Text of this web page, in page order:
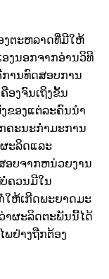
ງຕະຫ​ລາດທີ່​ມີ​ໃຫ້​
ງນອກ​ຈາກ​ອ່ານ​ວິທີ​
ການ​ທົດສອບ​ການ​
ອງຈົນ​ເຖິງ​ຂັ້ນ​
ຂອງ​ແຕ່​ລະ​ຄົນ​ນຳ
ຄະນະ​ກຳມະການ​
ະລິດແລະ​
ອບ​ຈາກ​ຫນ່ວຍ​ງານ​
ຄວນ​ມີ​ໃນ​
ໃຫ້​ເກີດ​ພະຍາດ​ມະ​
າ​ຜະລິດຕະພັນ​ນີ້​ໄດ້
ຢ່າງ​ຖືກ​ຕ້ອງ